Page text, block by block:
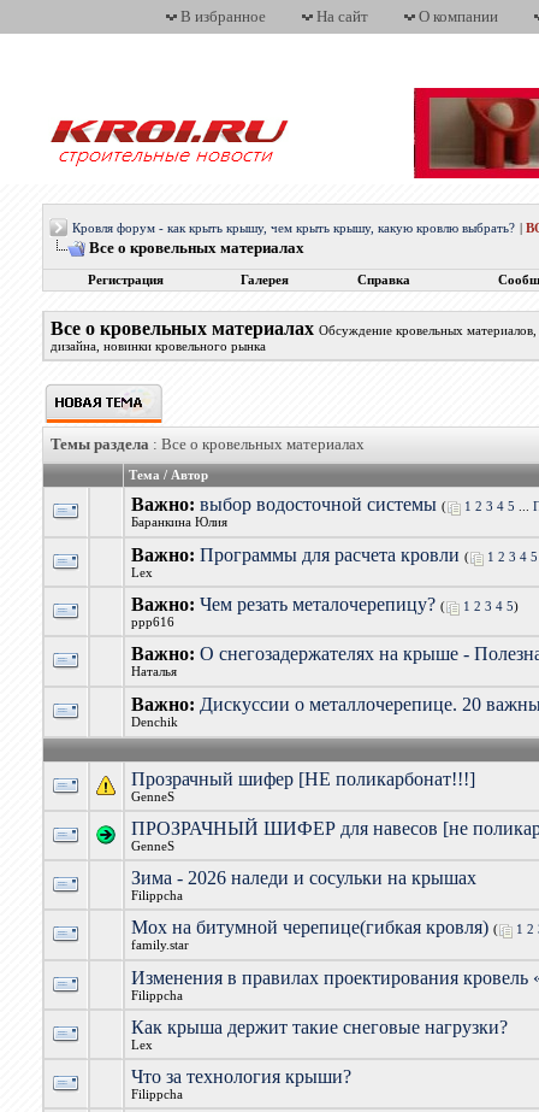
В избранное На сайт О компании
Кровля форум - как крыть крышу, чем крыть крышу, какую кровлю выбрать?
Все о кровельных материалах
Регистрация Галерея Справка
Все о кровельных материалах Обсуждение кровельных
дизайна, новинки кровельного рынка
Темы раздела: Все о кровельных материалах
Тема / Автор
Важно: выбор водосточной системы ( 1 2 3 4 5
Баранкина Юлия
Важно: Программы для расчета кровли ( 1 2 3 4 5
Lex
Важно: Чем резать металочерепицу? ( 1 2 3 4 5)
ppp616
Важно: О снегозадержателях на крыше -
Наталья
Важно: Дискуссии о металлочерепице. 20
Denchik
Прозрачный шифер [НЕ поликарбонат!!!]
GenneS
ПРОЗРАЧНЫЙ ШИФЕР для навесов [не
GenneS
Зима - 2026 наледи и сосульки на крышах
Filippcha
Мох на битумной черепице(гибкая кровля) ( 1 2
family.star
Изменения в правилах проектирования
Filippcha
Как крыша держит такие снеговые нагрузки?
Lex
Что за технология крыши?
Filippcha